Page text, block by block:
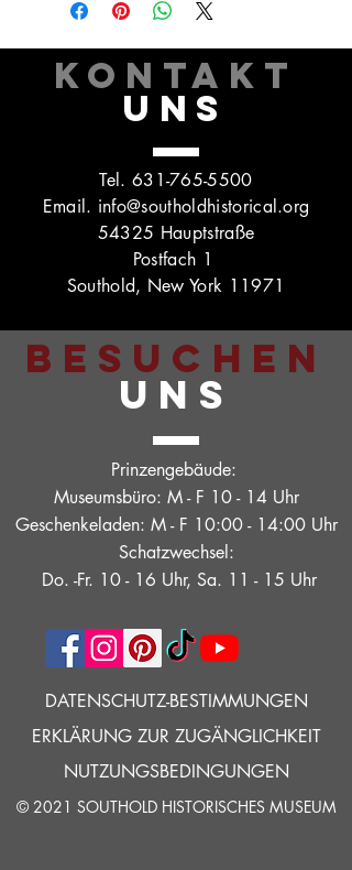
KONTAKT
UNS
Tel. 631-765-5500
Email. info@southoldhistorical.org
54325 Hauptstraße
Postfach 1
Southold, New York 11971
BESUCHEN
UNS
Prinzengebäude:
Museumsbüro: M - F 10 - 14 Uhr
Geschenkeladen: M - F 10:00 - 14:00 Uhr
Schatzwechsel:
Do. -Fr. 10 - 16 Uhr, Sa. 11 - 15 Uhr
DATENSCHUTZ-BESTIMMUNGEN
ERKLÄRUNG ZUR ZUGÄNGLICHKEIT
NUTZUNGSBEDINGUNGEN
© 2021 SOUTHOLD HISTORISCHES MUSEUM